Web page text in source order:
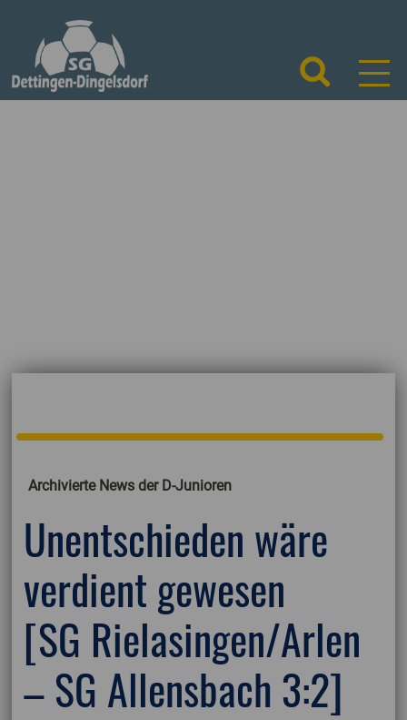
Archivierte News der D-Junioren
Unentschieden wäre
verdient gewesen
[SG Rielasingen/Arlen
– SG Allensbach 3:2]